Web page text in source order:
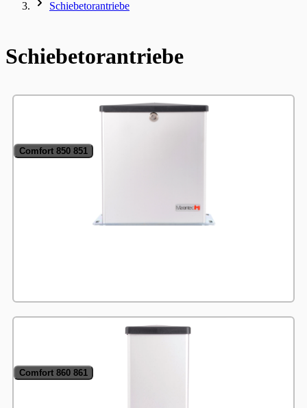
Schiebetorantriebe
Schiebetorantriebe
Comfort 850 851
Comfort 860 861